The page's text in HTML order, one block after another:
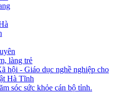
làng trẻ
hội - Giáo dục nghề nghiệp cho
Hà Tĩnh
sóc sức khỏe cán bộ tỉnh.